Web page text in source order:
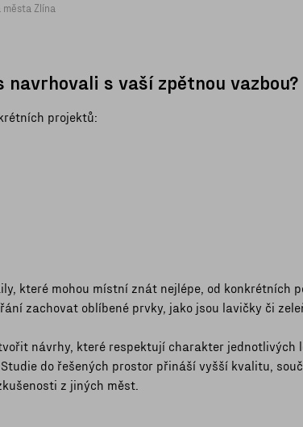
Zlína
s vaší zpětnou vazbou?
projektů:
které mohou místní znát nejlépe, od konkrétních
zachovat oblíbené prvky, jako jsou lavičky či
návrhy, které respektují charakter jednotlivých
do řešených prostor přináší vyšší kvalitu,
z jiných měst.